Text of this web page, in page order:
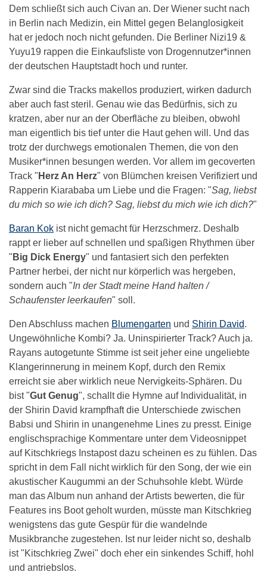
Dem schließt sich auch Civan an. Der Wiener sucht nach
in Berlin nach Medizin, ein Mittel gegen Belanglosigkeit
hat er jedoch noch nicht gefunden. Die Berliner Nizi19 &
Yuyu19 rappen die Einkaufsliste von Drogennutzer*innen
der deutschen Hauptstadt hoch und runter.
Zwar sind die Tracks makellos produziert, wirken dadurch
aber auch fast steril. Genau wie das Bedürfnis, sich zu
kratzen, aber nur an der Oberfläche zu bleiben, obwohl
man eigentlich bis tief unter die Haut gehen will. Und das
trotz der durchwegs emotionalen Themen, die von den
Musiker*innen besungen werden. Vor allem im gecoverten
Track " Herz An Herz" von Blümchen kreisen Verifiziert und
Rapperin Kiarababa um Liebe und die Fragen: "Sag, liebst
du mich so wie ich dich? Sag, liebst du mich wie ich dich?"
Baran Kok ist nicht gemacht für Herzschmerz. Deshalb
rappt er lieber auf schnellen und spaßigen Rhythmen über
" Big Dick Energy" und fantasiert sich den perfekten
Partner herbei, der nicht nur körperlich was hergeben,
sondern auch "In der Stadt meine Hand halten /
Schaufenster leerkaufen" soll.
Den Abschluss machen Blumengarten und Shirin David.
Ungewöhnliche Kombi? Ja. Uninspirierter Track? Auch ja.
Rayans autogetunte Stimme ist seit jeher eine ungeliebte
Klangerinnerung in meinem Kopf, durch den Remix
erreicht sie aber wirklich neue Nervigkeits-Sphären. Du
bist "Gut Genug", schallt die Hymne auf Individualität, in
der Shirin David krampfhaft die Unterschiede zwischen
Babsi und Shirin in unangenehme Lines zu presst. Einige
englischsprachige Kommentare unter dem Videosnippet
auf Kitschkriegs Instapost dazu scheinen es zu fühlen. Das
spricht in dem Fall nicht wirklich für den Song, der wie ein
akustischer Kaugummi an der Schuhsohle klebt. Würde
man das Album nun anhand der Artists bewerten, die für
Features ins Boot geholt wurden, müsste man Kitschkrieg
wenigstens das gute Gespür für die wandelnde
Musikbranche zugestehen. Ist nur leider nicht so, deshalb
ist "Kitschkrieg Zwei" doch eher ein sinkendes Schiff, hohl
und antriebslos.